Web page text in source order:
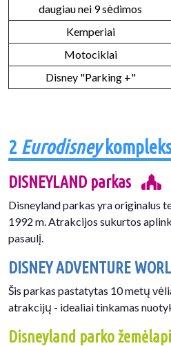
daugiau nei 9 sėdimos
Kemperiai
Motociklai
Disney "Parking +"
2 Eurodisney
DISNEYLAND parkas
Disneyland parkas yra originalus
1992 m. Atrakcijos sukurtos
pasaulį.
DISNEY ADVENTURE
Šis parkas pastatytas 10 metų
atrakcijų - idealiai tinkamas
Disneyland parko